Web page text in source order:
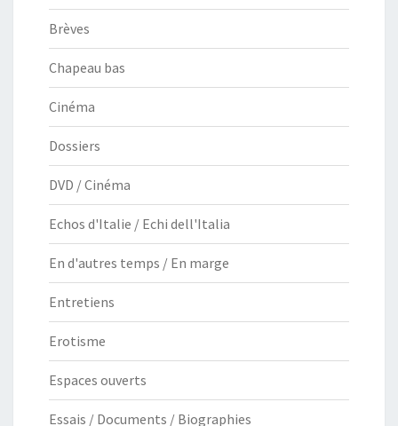
Brèves
Chapeau bas
Cinéma
Dossiers
DVD / Cinéma
Echos d'Italie / Echi dell'Italia
En d'autres temps / En marge
Entretiens
Erotisme
Espaces ouverts
Essais / Documents / Biographies